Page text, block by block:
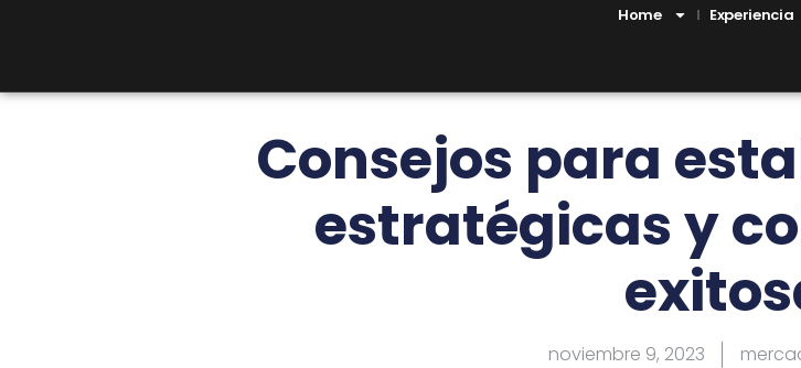
Home Experiencia
Consejos para
estratégicas y
noviembre 9, 2023